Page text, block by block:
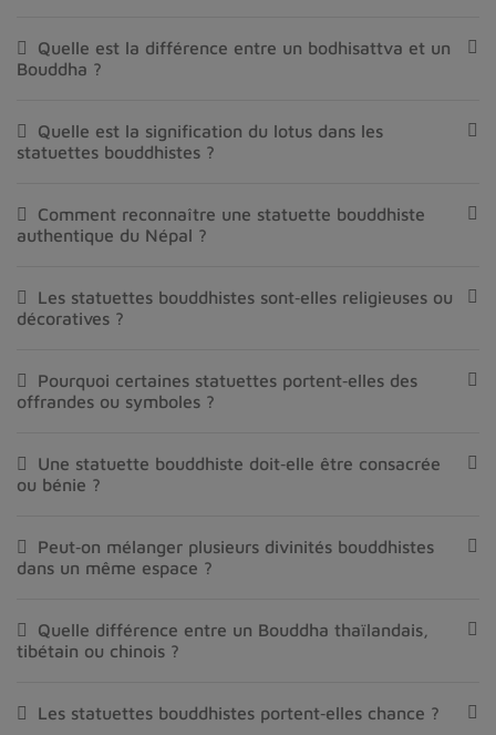
Quelle est la différence entre un bodhisattva et un
Bouddha ?
Quelle est la signification du lotus dans les
statuettes bouddhistes ?
Comment reconnaître une statuette bouddhiste
authentique du Népal ?
Les statuettes bouddhistes sont‑elles religieuses ou
décoratives ?
Pourquoi certaines statuettes portent‑elles des
offrandes ou symboles ?
Une statuette bouddhiste doit‑elle être consacrée
ou bénie ?
Peut‑on mélanger plusieurs divinités bouddhistes
dans un même espace ?
Quelle différence entre un Bouddha thaïlandais,
tibétain ou chinois ?
Les statuettes bouddhistes portent‑elles chance ?